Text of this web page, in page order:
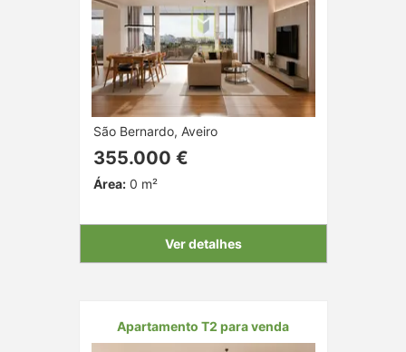
São Bernardo, Aveiro
355.000 €
Área:0 m²
Ver detalhes
Apartamento T2 para venda